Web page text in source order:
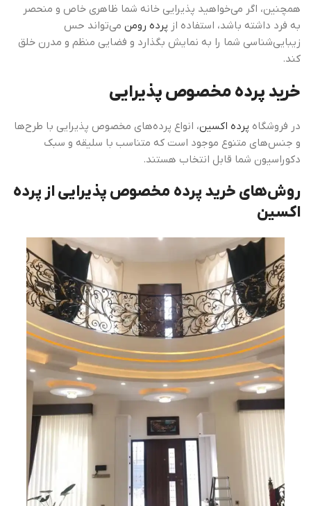
همچنین، اگر می‌خواهید پذیرایی خانه شما ظاهری خاص و منحصر
به فرد داشته باشد، استفاده از پرده رومن می‌تواند حس
زیبایی‌شناسی شما را به نمایش بگذارد و فضایی منظم و مدرن خلق
کند.
خرید پرده مخصوص پذیرایی
در فروشگاه پرده اکسین، انواع پرده‌های مخصوص پذیرایی با طرح‌ها
و جنس‌های متنوع موجود است که متناسب با سلیقه و سبک
دکوراسیون شما قابل انتخاب هستند.
روش‌های خرید پرده مخصوص پذیرایی از پرده
اکسین